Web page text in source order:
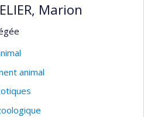
Marion
animal